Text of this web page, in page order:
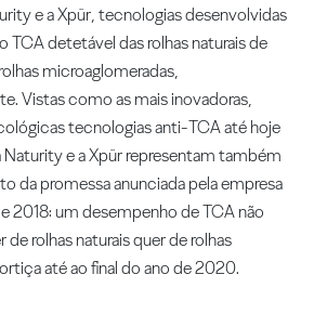
e a Xpür, tecnologias desenvolvidas
TCA detetável das rolhas naturais de
microaglomeradas,
Vistas como as mais inovadoras,
tecnologias anti-TCA até hoje
e a Xpür representam também
da promessa anunciada pela empresa
2018: um desempenho de TCA não
rolhas naturais quer de rolhas
até ao final do ano de 2020.